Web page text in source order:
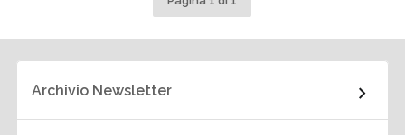
Archivio Newsletter